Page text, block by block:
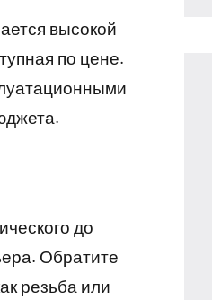
высокой
по цене.
до
Обратите
резьба или